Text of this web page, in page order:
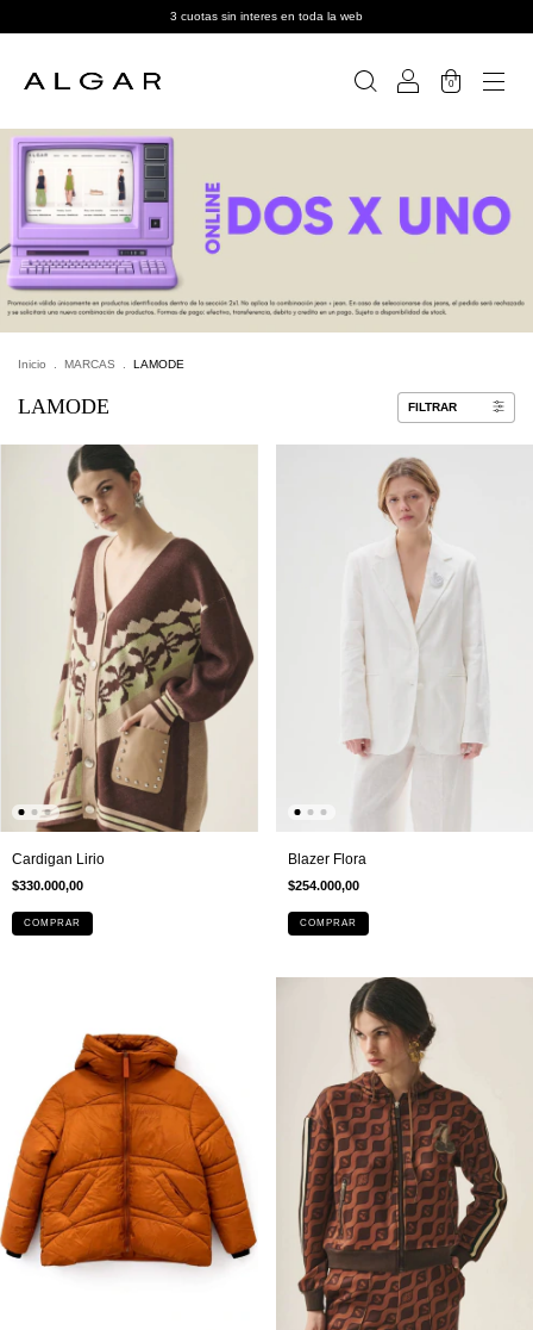
3 cuotas sin interes en toda la web
0
Inicio MARCAS LAMODE
LAMODE FILTRAR
Cardigan Lirio
$330.000,00
COMPRAR
Blazer Flora
$254.000,00
COMPRAR